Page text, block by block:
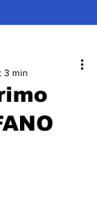
3 min